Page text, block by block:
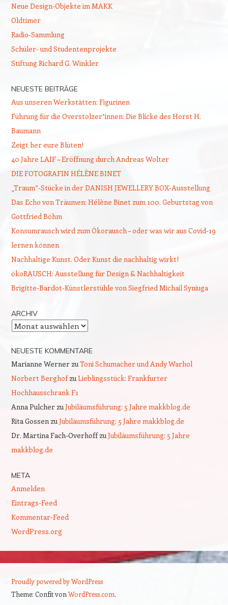
Neue Design-Objekte im MAKK
Oldtimer
Radio-Sammlung
Schüler- und Studentenprojekte
Stiftung Richard G. Winkler
NEUESTE BEITRÄGE
Aus unseren Werkstätten: Figurinen
Führung für die Overstolzer*innen: Die Blicke des Horst H.
Baumann
Zeigt her eure Blüten!
40 Jahre LAIF – Eröffnung durch Andreas Wolter
DIE FOTOGRAFIN HÉLÈNE BINET
„Traum“-Stücke in der DANISH JEWELLERY BOX-Ausstellung
Das Echo von Träumen: Hélène Binet zum 100. Geburtstag von
Gottfried Böhm
Konsumrausch wird zum Ökorausch – oder was wir aus Covid-19
lernen können
Nachhaltige Kunst. Oder Kunst die nachhaltig wirkt!
ökoRAUSCH: Ausstellung für Design & Nachhaltigkeit
Brigitte-Bardot-Künstlerstühle von Siegfried Michail Syniuga
ARCHIV
Archiv
NEUESTE KOMMENTARE
Marianne WernerzuToni Schumacher und Andy Warhol
Norbert BerghofzuLieblingsstück: Frankfurter
Hochhausschrank F1
Anna PulcherzuJubiläumsführung: 5 Jahre makkblog.de
Rita GossenzuJubiläumsführung: 5 Jahre makkblog.de
Dr. Martina Fach-OverhoffzuJubiläumsführung: 5 Jahre
makkblog.de
META
Anmelden
Eintrags-Feed
Kommentar-Feed
WordPress.org
Proudly powered by WordPress
Theme: Confit von WordPress.com.